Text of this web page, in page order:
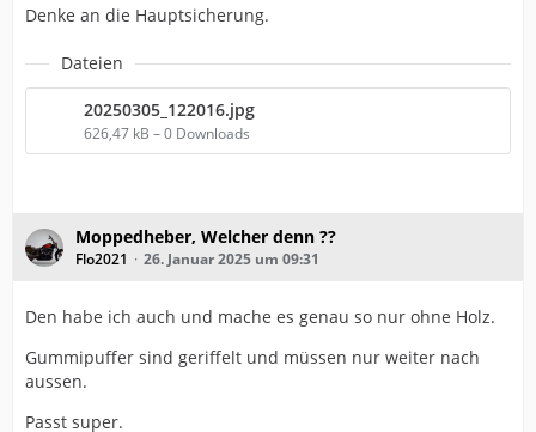
Denke an die Hauptsicherung.
Dateien
20250305_122016.jpg
626,47 kB – 0 Downloads
Moppedheber, Welcher denn ??
Flo2021 26. Januar 2025 um 09:31
Den habe ich auch und mache es genau so nur ohne Holz.
Gummipuffer sind geriffelt und müssen nur weiter nach
aussen.
Passt super.